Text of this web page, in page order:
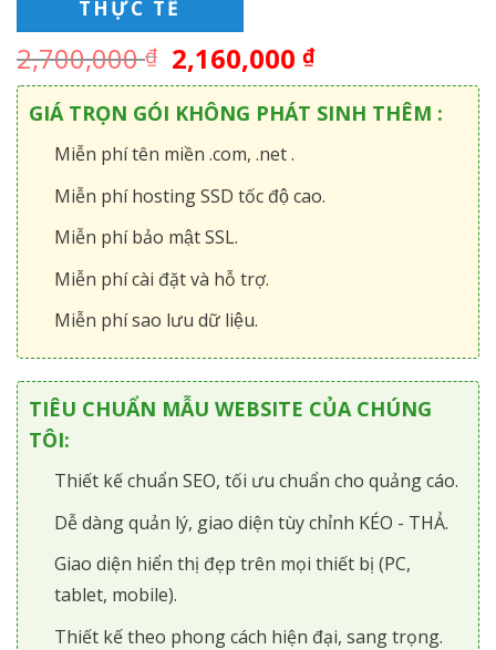
THỰC TẾ
2,700,000₫ 2,160,000₫
GIÁ TRỌN GÓI KHÔNG PHÁT SINH THÊM :
Miễn phí tên miền .com, .net .
Miễn phí hosting SSD tốc độ cao.
Miễn phí bảo mật SSL.
Miễn phí cài đặt và hỗ trợ.
Miễn phí sao lưu dữ liệu.
TIÊU CHUẨN MẪU WEBSITE CỦA CHÚNG
TÔI:
Thiết kế chuẩn SEO, tối ưu chuẩn cho quảng cáo.
Dễ dàng quản lý, giao diện tùy chỉnh KÉO - THẢ.
Giao diện hiển thị đẹp trên mọi thiết bị (PC,
tablet, mobile).
Thiết kế theo phong cách hiện đại, sang trọng.